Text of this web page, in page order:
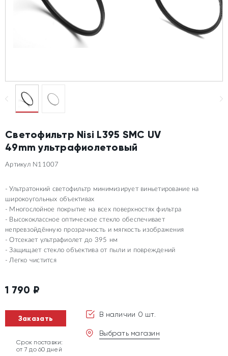
Светофильтр Nisi L395 SMC UV
49mm ультрафиолетовый
Артикул N11007
Ультратонкий светофильтр минимизирует виньетирование на
широкоугольных объективах
Многослойное покрытие на всех поверхностях фильтра
Высококлассное оптическое стекло обеспечивает
непревзойдённую прозрачность и мягкость изображения
Отсекает ультрафиолет до 395 нм
Защищает стекло объектива от пыли и повреждений
Легко чистится
1 790 ₽
Заказать
Срок поставки:
от 7 до 60 дней
В наличии 0 шт.
Выбрать магазин